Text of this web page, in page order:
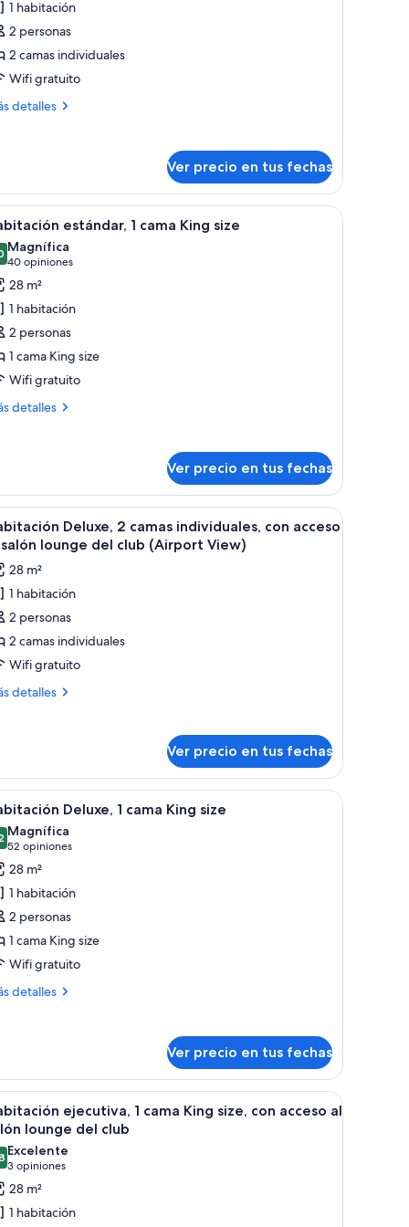
1 habitación
2 personas
2 camas individuales
Wifi gratuito
detalles
Ver precio en tus fechas
un escritorio, una silla, un sofá y vistas a la ciudad.
Ropa de cama de alta calidad y cubrecamas
5 estándar, 1 cama King size
de 10
Magnífica
40 opiniones
(40
opiniones)
28 m²
1 habitación
2 personas
1 cama King size
Wifi gratuito
detalles
Ver precio en tus fechas
una silla y un amplio ventanal con cortinas.
Habitación de hotel con dos camas, un
5
Deluxe, 2 camas individuales, con acceso
lounge del club (Airport View)
28 m²
1 habitación
2 personas
2 camas individuales
Wifi gratuito
detalles
Ver precio en tus fechas
una silla y un amplio ventanal con cortinas.
Ropa de cama de alta calidad y cubrecamas
4 Deluxe, 1 cama King size
de 10
Magnífica
52 opiniones
(52
opiniones)
28 m²
1 habitación
2 personas
1 cama King size
Wifi gratuito
detalles
Ver precio en tus fechas
recepción moderno, un gran mural abstracto y un suelo pulido.
Ropa de cama de alta calidad y cubrecamas
5
ejecutiva, 1 cama King size, con acceso al
lounge del club
de 10
Excelente
3 opiniones
(3
opiniones)
28 m²
1 habitación